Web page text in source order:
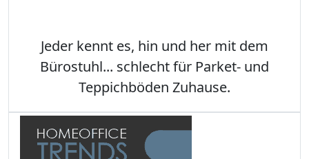
Jeder kennt es, hin und her mit dem
Bürostuhl... schlecht für Parket- und
Teppichböden Zuhause.